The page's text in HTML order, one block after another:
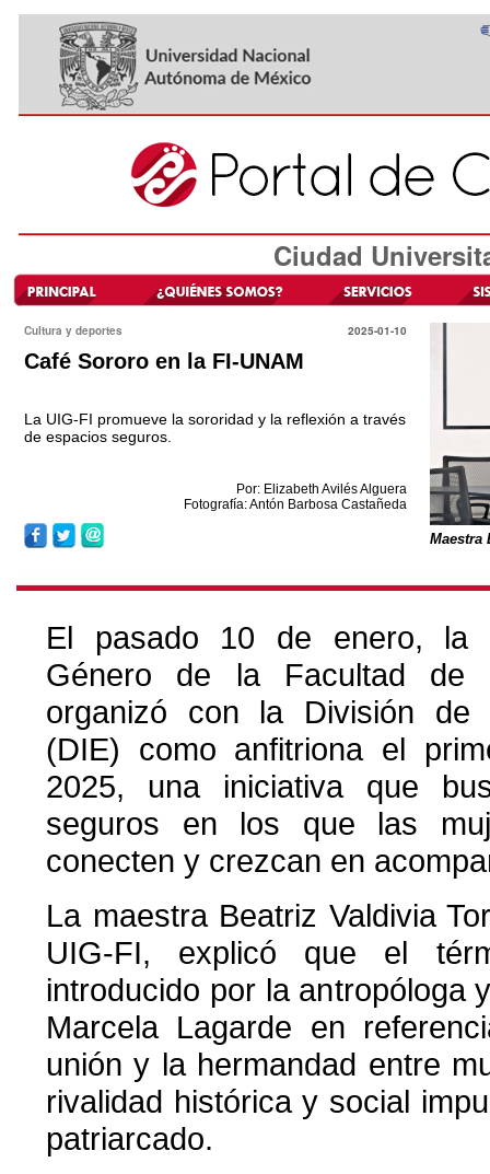
Ciudad
Cultura y deportes 2025-01-10
Café Sororo en la FI-UNAM
La UIG-FI promueve la sororidad y la reflexión a través
de espacios seguros.
Por: Elizabeth Avilés Alguera
Fotografía: Antón Barbosa Castañeda
Maestra
El pasado 10 de enero, la
Género de la Facultad de
organizó con la División de
(DIE) como anfitriona el
2025, una iniciativa que
seguros en los que las
conecten y crezcan en
La maestra Beatriz Valdivia
UIG-FI, explicó que el
introducido por la antropóloga
Marcela Lagarde en
unión y la hermandad entre
rivalidad histórica y social
patriarcado.